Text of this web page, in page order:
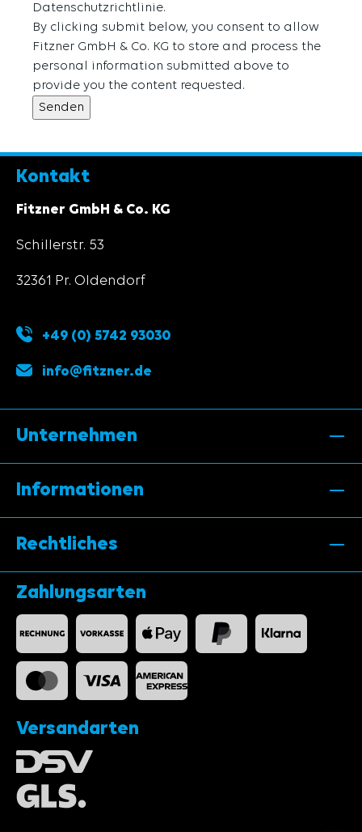
Datenschutzrichtlinie.
By clicking submit below, you consent to allow
Fitzner GmbH & Co. KG to store and process the
personal information submitted above to
provide you the content requested.
Kontakt
Fitzner GmbH & Co. KG
Schillerstr. 53
32361 Pr. Oldendorf
+49 (0) 5742 93030
info@fitzner.de
Unternehmen
Informationen
Rechtliches
Zahlungsarten
Versandarten